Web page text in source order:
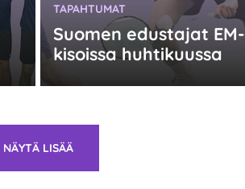
Suomen edustajat EM-
kisoissa huhtikuussa
KATEGORIA:
TAPAHTUMAT
NÄYTÄ LISÄÄ